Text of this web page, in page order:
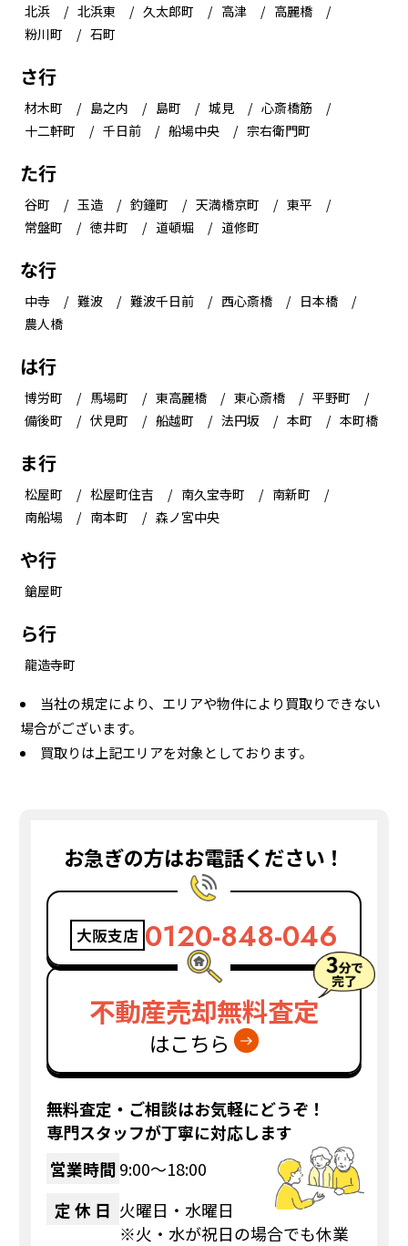
北浜
北浜東 久太郎町 高津
高麗橋
粉川町
石町
さ行
材木町 島之内 島町 城見
心斎橋筋
十二軒町
千日前 船場中央 宗右衛門町
た行
谷町 玉造 釣鐘町 天満橋京町
東平
常盤町
徳井町 道頓堀 道修町
な行
中寺 難波 難波千日前 西心斎橋
日本橋
農人橋
は行
博労町 馬場町 東高麗橋 東心斎橋
平野町
備後町
伏見町 船越町 法円坂 本町 本町橋
ま行
松屋町 松屋町住吉 南久宝寺町
南新町
南船場
南本町 森ノ宮中央
や行
鎗屋町
ら行
龍造寺町
当社の規定により、エリアや物件により買取りできない
場合がございます。
買取りは上記エリアを対象としております。
お急ぎの方はお電話ください！
大阪支店 0120-848-046
不動産売却無料査定
はこちら
無料査定・ご相談はお気軽にどうぞ！
専門スタッフが丁寧に対応します
営業時間 9:00〜18:00
定 休 日 火曜日・水曜日
※火・水が祝日の場合でも休業